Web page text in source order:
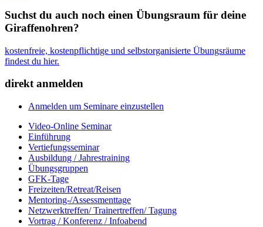
Suchst du auch noch einen Übungsraum für deine
Giraffenohren?
kostenfreie, kostenpflichtige und selbstorganisierte Übungsräume
findest du hier.
direkt anmelden
Anmelden um Seminare einzustellen
Video-Online Seminar
Einführung
Vertiefungsseminar
Ausbildung / Jahrestraining
Übungsgruppen
GFK-Tage
Freizeiten/Retreat/Reisen
Mentoring-/Assessmenttage
Netzwerktreffen/ Trainertreffen/ Tagung
Vortrag / Konferenz / Infoabend